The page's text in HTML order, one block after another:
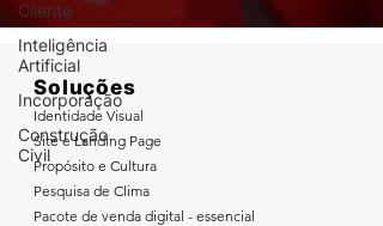
Cliente
Inteligência
Artificial
Incorporação
Construção
Civil
Soluções
Identidade Visual
Site e Landing Page
Propósito e Cultura
Pesquisa de Clima
Pacote de venda digital - essencial